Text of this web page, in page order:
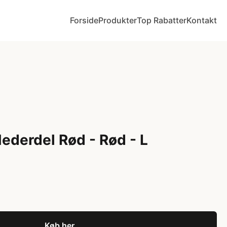
ForsideProdukterTop RabatterKontakt
Rød - Rød - L